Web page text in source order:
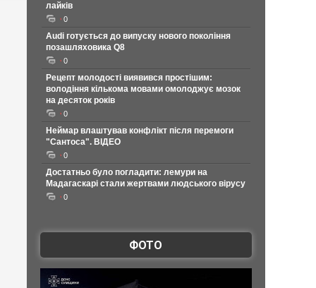
лайків
0
Audi готується до випуску нового покоління
позашляховика Q8
0
Рецепт молодості виявився простішим:
володіння кількома мовами омолоджує мозок
на десяток років
0
Неймар влаштував конфлікт після перемоги
"Сантоса". ВІДЕО
0
Достатньо було погладити: лемури на
Мадагаскарі стали жертвами людського вірусу
0
ФОТО